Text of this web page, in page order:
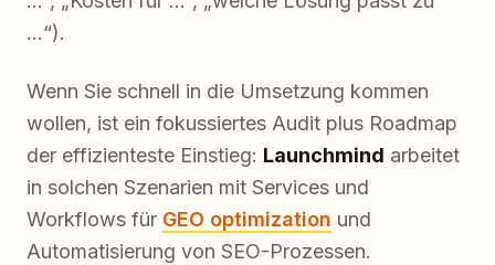
…“).
Wenn Sie schnell in die Umsetzung kommen
wollen, ist ein fokussiertes Audit plus Roadmap
der effizienteste Einstieg: Launchmind arbeitet
in solchen Szenarien mit Services und
Workflows für GEO optimization und
Automatisierung von SEO-Prozessen.